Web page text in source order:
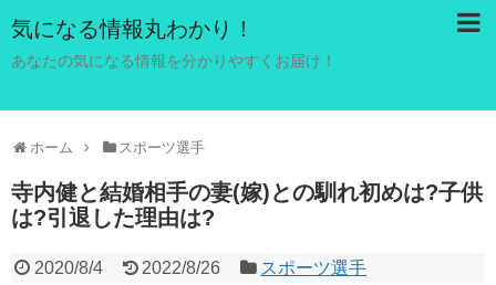
気になる情報丸わかり！
あなたの気になる情報を分かりやすくお届け！
ホーム スポーツ選手
寺内健と結婚相手の妻(嫁)との馴れ初めは?子供
は?引退した理由は?
2020/8/4 2022/8/26 スポーツ選手